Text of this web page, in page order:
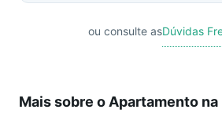
ou consulte asDúvidas
Mais sobre o Apartamento